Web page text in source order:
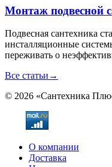
Монтаж подвесной
Подвесная сантехника
инсталляционные
переживать о
Все статьи →
© 2026 «Сантехника
О компании
Доставка